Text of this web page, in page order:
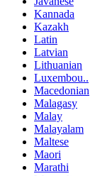
Kannada
Kazakh
Latin
Latvian
Lithuanian
Luxembou..
Macedonian
Malagasy
Malay
Malayalam
Maltese
Maori
Marathi